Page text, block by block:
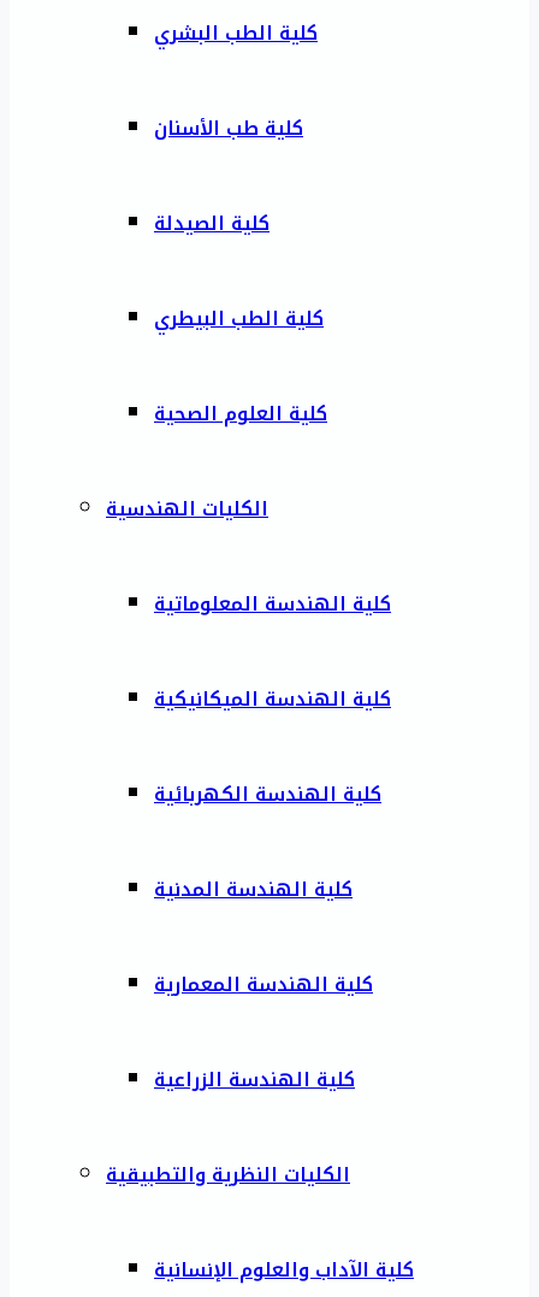
كلية الطب البشري
كلية طب الأسنان
كلية الصيدلة
كلية الطب البيطري
كلية العلوم الصحية
الكليات الهندسية
كلية الهندسة المعلوماتية
كلية الهندسة الميكانيكية
كلية الهندسة الكهربائية
كلية الهندسة المدنية
كلية الهندسة المعمارية
كلية الهندسة الزراعية
الكليات النظرية والتطبيقية
كلية الآداب والعلوم الإنسانية